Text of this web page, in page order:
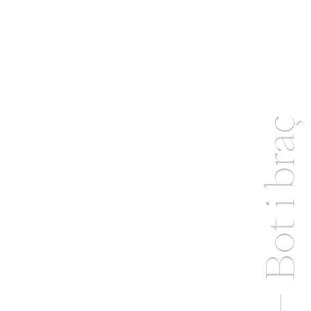
Bot i braç